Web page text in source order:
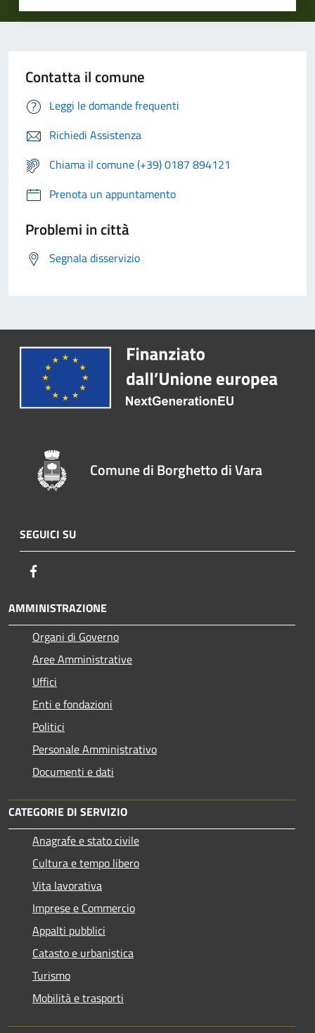
Contatta il comune
Leggi le domande frequenti
Richiedi Assistenza
Chiama il comune (+39) 0187 894121
Prenota un appuntamento
Problemi in città
Segnala disservizio
Comune di Borghetto di Vara
SEGUICI SU
AMMINISTRAZIONE
Organi di Governo
Aree Amministrative
Uffici
Enti e fondazioni
Politici
Personale Amministrativo
Documenti e dati
CATEGORIE DI SERVIZIO
Anagrafe e stato civile
Cultura e tempo libero
Vita lavorativa
Imprese e Commercio
Appalti pubblici
Catasto e urbanistica
Turismo
Mobilità e trasporti